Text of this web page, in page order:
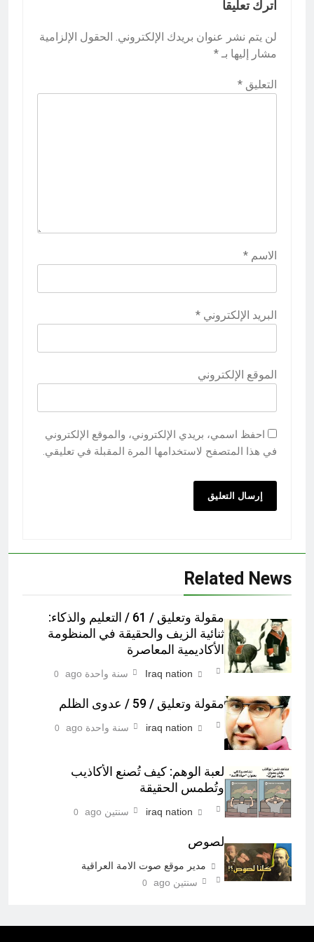
اترك تعليقاً
لن يتم نشر عنوان بريدك الإلكتروني. الحقول الإلزامية
مشار إليها بـ *
التعليق *
الاسم *
البريد الإلكتروني *
الموقع الإلكتروني
احفظ اسمي، بريدي الإلكتروني، والموقع الإلكتروني
في هذا المتصفح لاستخدامها المرة المقبلة في تعليقي.
Related News
مقولة وتعليق / 61 / التعليم والذكاء:
ثنائية الزيف والحقيقة في المنظومة
الأكاديمية المعاصرة
Iraq nation سنة واحدة ago 0
مقولة وتعليق / 59 / عدوى الظلم
iraq nation سنة واحدة ago 0
لعبة الوهم: كيف تُصنع الأكاذيب
وتُطمس الحقيقة
iraq nation سنتين ago 0
لصوص
مدير موقع صوت الامة العراقية
سنتين ago
0